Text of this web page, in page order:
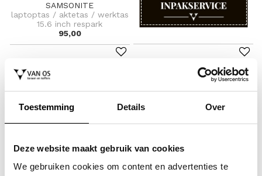
Toestemming Details Over
Deze website maakt gebruik van cookies
We gebruiken cookies om content en advertenties te
SAMSONITE
laptoptas / aktetas / werktas
15.6 inch respark
95,00
SAMSONITE
SAMSONITE